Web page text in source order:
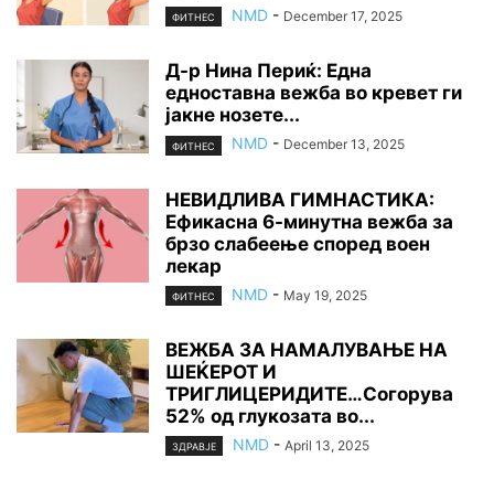
ФИТНЕС NMD - December 17, 2025
Д-р Нина Периќ: Една
едноставна вежба во кревет ги
јакне нозете...
ФИТНЕС NMD - December 13, 2025
НЕВИДЛИВА ГИМНАСТИКА:
Ефикасна 6-минутна вежба за
брзо слабеење според воен
лекар
ФИТНЕС NMD - May 19, 2025
ВЕЖБА ЗА НАМАЛУВАЊЕ НА
ШЕЌЕРОТ И
ТРИГЛИЦЕРИДИТЕ…Согорува
52% од глукозата во...
ЗДРАВЈЕ NMD - April 13, 2025